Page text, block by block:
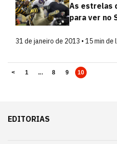
As estrelas
para ver no
31 de janeiro de 2013 • 15 min de
< 1 ... 8 9 10
EDITORIAS